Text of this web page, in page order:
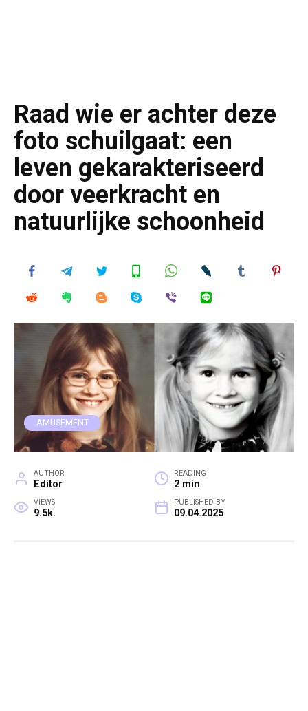
Raad wie er achter deze
foto schuilgaat: een
leven gekarakteriseerd
door veerkracht en
natuurlijke schoonheid
AMUSEMENT
AUTHOR
Editor
READING
2 min
VIEWS
9.5k.
PUBLISHED BY
09.04.2025